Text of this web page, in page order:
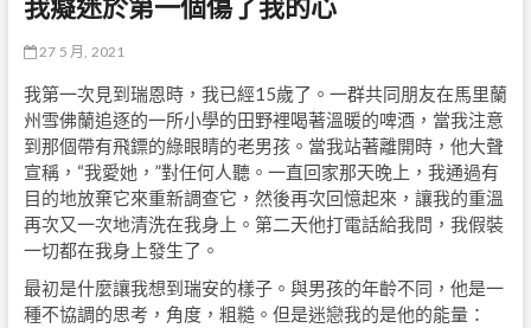
27 5 月, 2021
我第一次見到瑞恩時，我已經15歲了。一群共同朋友在馬里蘭
州雪佛蘭追逐的一所小學的田野裡喝著溫暖的啤酒，當我注意
到那個帶有飛鏢的綠眼睛的老男孩。當我站著離開時，他大聲
宣稱，“我愛她，”對任何人聽。一直回家那天晚上，我通過有
目的地放棄它來重新調查它，然後再次回憶起來，讓我的重溫
再次又一次地清洗在我身上。第二天他打電話給我問，我假裝
一切都在我身上發生了。
最初是什麼讓我想到瑞安的樣子。與男孩的年齡不同，他是一
種不協調的思考，角度，粗糙。但是迷戀我的是他的能量：